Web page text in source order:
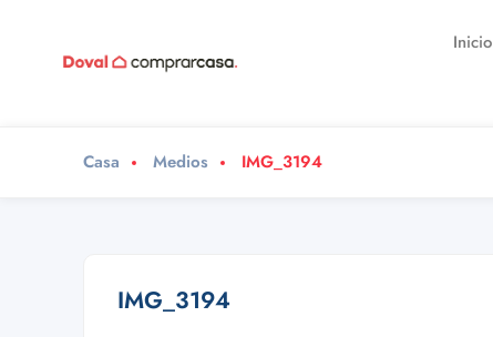
Inicio
Casa Medios IMG_3194
IMG_3194